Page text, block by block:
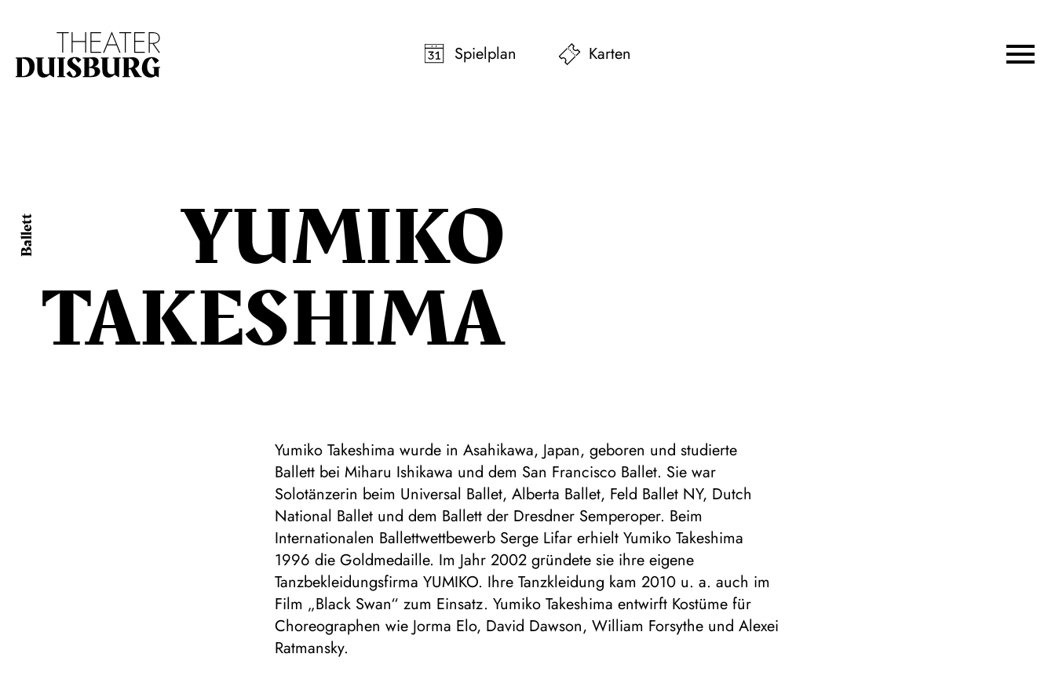
Spielplan
Karten
Ballett YUMIKO
TAKESHIMA
Yumiko Takeshima wurde in Asahikawa, Japan, geboren und studierte
Ballett bei Miharu Ishikawa und dem San Francisco Ballet. Sie war
Solotänzerin beim Universal Ballet, Alberta Ballet, Feld Ballet NY, Dutch
National Ballet und dem Ballett der Dresdner Semperoper. Beim
Internationalen Ballettwettbewerb Serge Lifar erhielt Yumiko Takeshima
1996 die Goldmedaille. Im Jahr 2002 gründete sie ihre eigene
Tanzbekleidungsfirma YUMIKO. Ihre Tanzkleidung kam 2010 u. a. auch im
Film „Black Swan“ zum Einsatz. Yumiko Takeshima entwirft Kostüme für
Choreographen wie Jorma Elo, David Dawson, William Forsythe und Alexei
Ratmansky.